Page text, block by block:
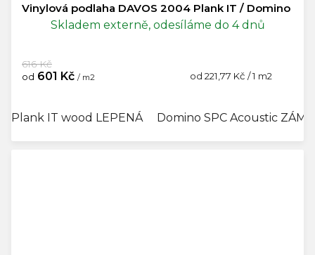
Vinylová podlaha DAVOS 2004 Plank IT / Domino
Skladem externě, odesíláme do 4 dnů
od 601 Kč / m2
616 Kč
Měrná
od 221,77 Kč / 1 m2
Plank IT wood LEPENÁ Domino SPC Acoustic